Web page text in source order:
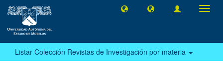
Listar Colección Revistas de Investigación por materia